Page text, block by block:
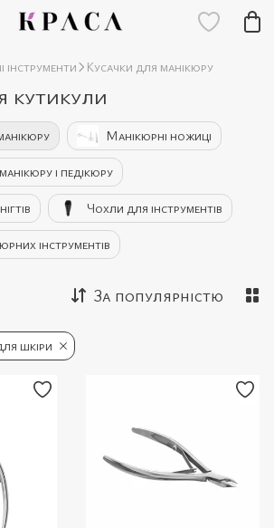
інструменти Кусачки для манікюру
кутикули
Манікюрні ножиці
і педікюру
Чохли для інструментів
інструментів
За популярністю
шкіри